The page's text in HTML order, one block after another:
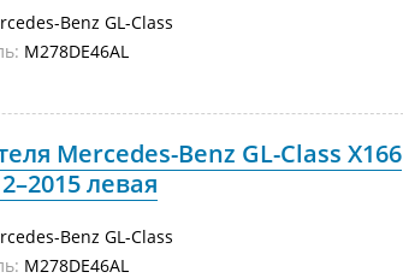
Benz GL-Class
M278DE46AL
Mercedes-Benz GL-Class X166
левая
Benz GL-Class
M278DE46AL